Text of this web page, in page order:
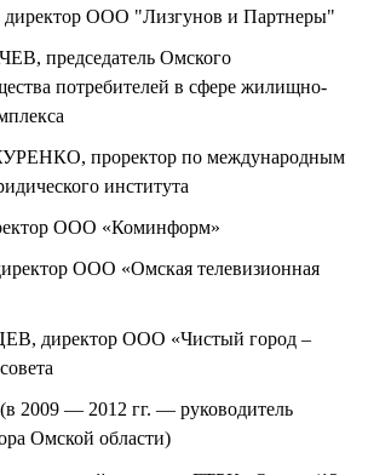
ООО "Лизгунов и Партнеры"
председатель Омского
потребителей в сфере жилищно-
проректор по международным
института
ООО «Коминформ»
ООО «Омская телевизионная
директор ООО «Чистый город –
2009 — 2012 гг. — руководитель
Омской области)